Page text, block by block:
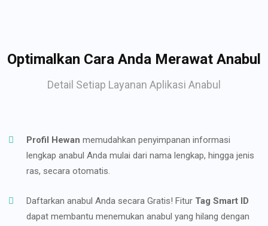
Optimalkan Cara Anda Merawat Anabul
Detail Setiap Layanan Aplikasi Anabul
Profil Hewan memudahkan penyimpanan informasi
lengkap anabul Anda mulai dari nama lengkap, hingga jenis
ras, secara otomatis.
Daftarkan anabul Anda secara Gratis! Fitur Tag Smart ID
dapat membantu menemukan anabul yang hilang dengan